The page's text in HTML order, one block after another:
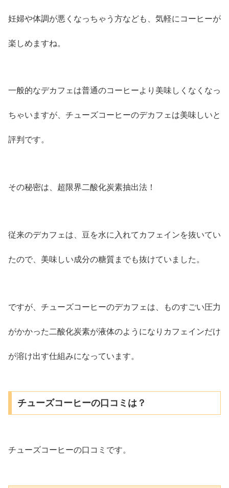
妊婦や体調が悪くなっちゃう方なども、気軽にコーヒーが
楽しめますね。
一般的なデカフェは普通のコーヒーより美味しくなくなっ
ちゃいますが、チューズコーヒーのデカフェは美味しいと
評判です。
その秘密は、超限界二酸化炭素抽出法！
従来のデカフェは、豆を水に入れてカフェインを抜いてい
たので、美味しい成分の糖質までも抜けていました。
ですが、チューズコーヒーのデカフェは、ものすごい圧力
がかかった二酸化炭素が液体のようになりカフェインだけ
が溶け出す仕組みになっています。
チューズコーヒーの口コミは？
チューズコーヒーの口コミです。